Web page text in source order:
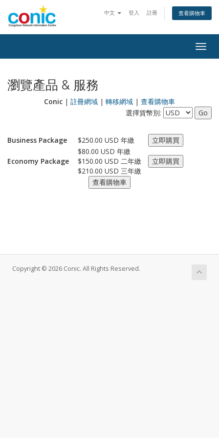
中文 登入 註冊 查看購物車
瀏覽產品 & 服務
Conic | 註冊網域 | 轉移網域 | 查看購物車
選擇貨幣別:
Business Package $250.00 USD 年繳
Economy Package
$80.00 USD 年繳
$150.00 USD 二年繳
$210.00 USD 三年繳
Copyright © 2026 Conic. All Rights Reserved.